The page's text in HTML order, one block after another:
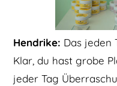
Hendrike: Das jeden
Klar, du hast grobe
jeder Tag